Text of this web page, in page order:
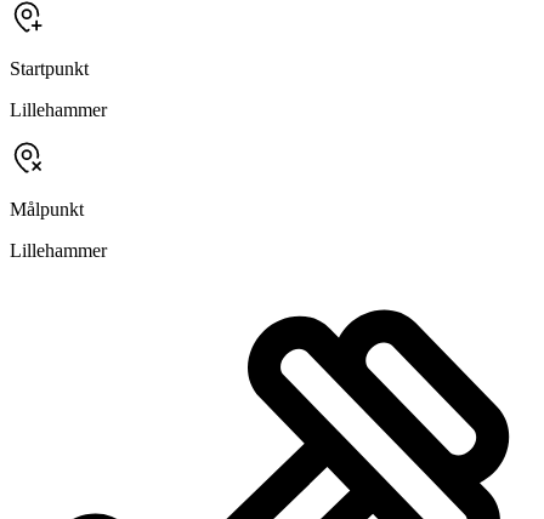
Startpunkt
Lillehammer
Målpunkt
Lillehammer